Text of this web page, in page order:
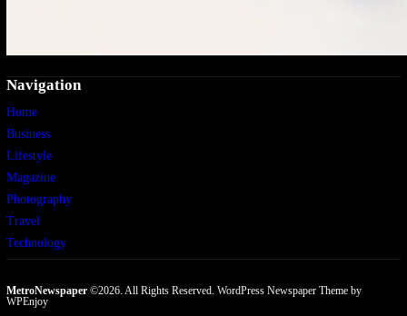
Navigation
Home
Business
Lifestyle
Magazine
Photography
Travel
Technology
MetroNewspaper©2026. All Rights Reserved. WordPress Newspaper Themeby
WPEnjoy